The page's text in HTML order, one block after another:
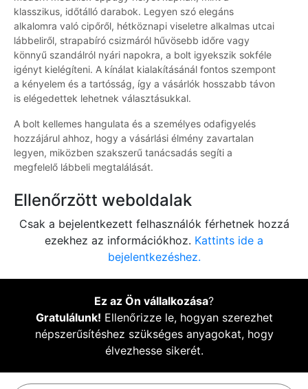
klasszikus, időtálló darabok. Legyen szó elegáns
alkalomra való cipőről, hétköznapi viseletre alkalmas utcai
lábbeliről, strapabíró csizmáról hűvösebb időre vagy
könnyű szandálról nyári napokra, a bolt igyekszik sokféle
igényt kielégíteni. A kínálat kialakításánál fontos szempont
a kényelem és a tartósság, így a vásárlók hosszabb távon
is elégedettek lehetnek választásukkal.
A bolt kellemes hangulata és a személyes odafigyelés
hozzájárul ahhoz, hogy a vásárlási élmény zavartalan
legyen, miközben szakszerű tanácsadás segíti a
megfelelő lábbeli megtalálását.
Ellenőrzött weboldalak
Csak a bejelentkezett felhasználók férhetnek hozzá
ezekhez az információkhoz. Kattints ide a
bejelentkezéshez.
Ez az Ön vállalkozása?
Gratulálunk! Ellenőrizze le, hogyan szerezhet
népszerűsítéshez szükséges anyagokat, hogy
élvezhesse sikerét.